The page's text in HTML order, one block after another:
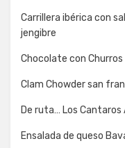
Carrillera ibérica con
jengibre
Chocolate con
Clam Chowder san
De ruta… Los Cantaros
Ensalada de queso